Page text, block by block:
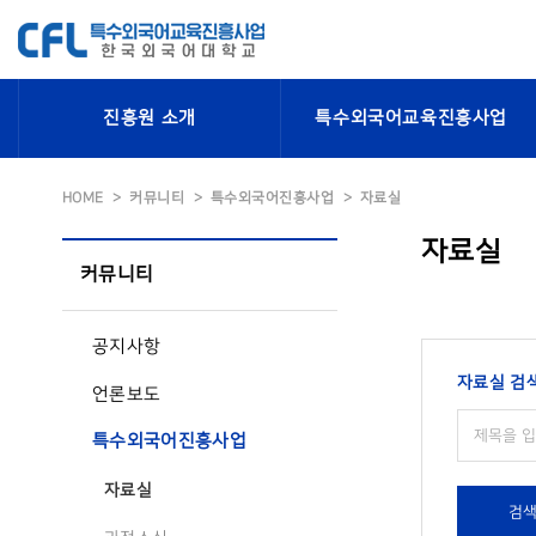
진흥원 소개 특수외국어교육진흥사업
HOME 커뮤니티 특수외국어진흥사업 자료실
커뮤니티
공지사항
언론보도
특수외국어진흥사업
자료실
자료실
자료실 검
검색